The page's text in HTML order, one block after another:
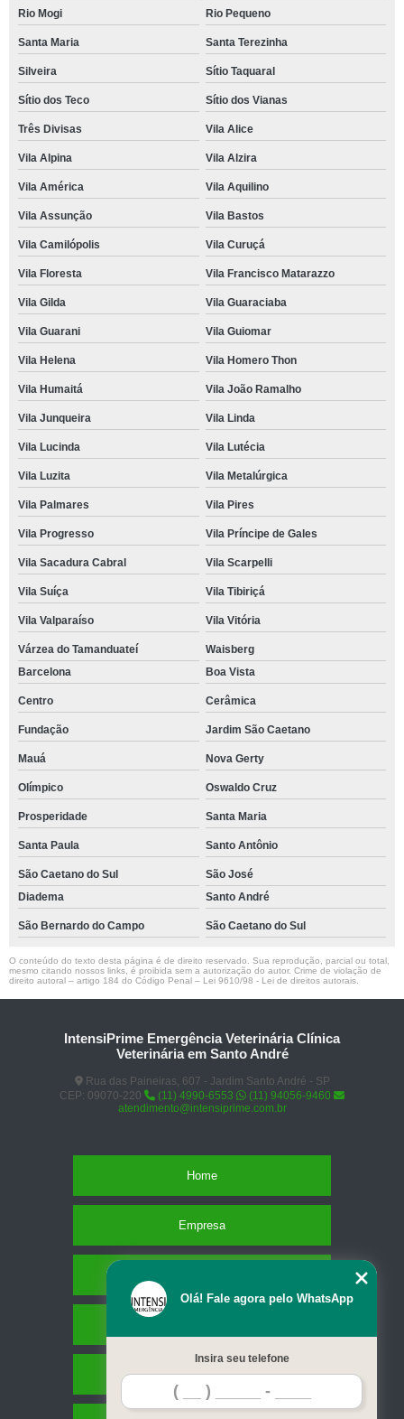
Rio Mogi Rio Pequeno
Santa Maria Santa Terezinha
Silveira Sítio Taquaral
Sítio dos Teco Sítio dos Vianas
Três Divisas Vila Alice
Vila Alpina Vila Alzira
Vila América Vila Aquilino
Vila Assunção Vila Bastos
Vila Camilópolis Vila Curuçá
Vila Floresta Vila Francisco Matarazzo
Vila Gilda Vila Guaraciaba
Vila Guarani Vila Guiomar
Vila Helena Vila Homero Thon
Vila Humaitá Vila João Ramalho
Vila Junqueira Vila Linda
Vila Lucinda Vila Lutécia
Vila Luzita Vila Metalúrgica
Vila Palmares Vila Pires
Vila Progresso Vila Príncipe de Gales
Vila Sacadura Cabral Vila Scarpelli
Vila Suíça Vila Tibiriçá
Vila Valparaíso Vila Vitória
Várzea do Tamanduateí
Waisberg
Barcelona
Boa Vista
Centro Cerâmica
Fundação Jardim São Caetano
Mauá Nova Gerty
Olímpico Oswaldo Cruz
Prosperidade Santa Maria
Santa Paula Santo Antônio
São Caetano do Sul
São José
Diadema
Santo André
São Bernardo do Campo São Caetano do Sul
O conteúdo do texto desta página é de direito reservado. Sua reprodução, parcial ou total,
mesmo citando nossos links, é proibida sem a autorização do autor. Crime de violação de
direito autoral – artigo 184 do Código Penal – Lei 9610/98 - Lei de direitos autorais
IntensiPrime Emergência Veterinária Clínica
Veterinária em Santo André
Rua das Paineiras, 607 - Jardim Santo André - SP
CEP: 09070-220
(11) 4990-6553
(11) 94056-9460
atendimento@intensiprime.com.br
Home
Empresa
Contato
Olá! Fale agora pelo WhatsApp
Insira seu telefone